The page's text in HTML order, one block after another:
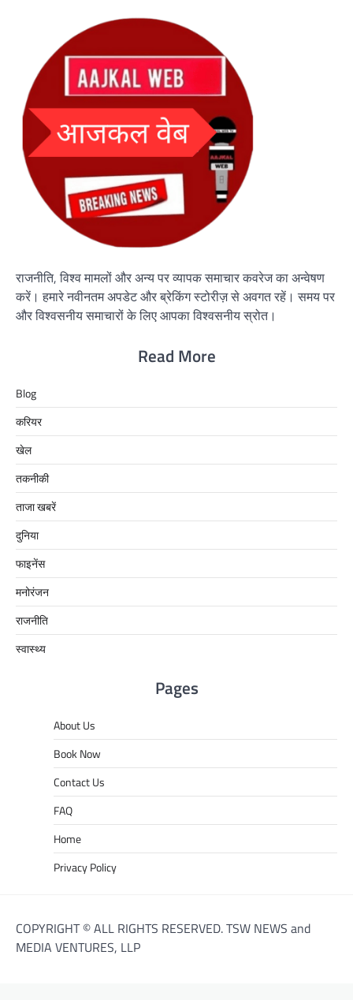
राजनीति, विश्व मामलों और अन्य पर व्यापक समाचार कवरेज का अन्वेषण
करें। हमारे नवीनतम अपडेट और ब्रेकिंग स्टोरीज़ से अवगत रहें। समय पर
और विश्वसनीय समाचारों के लिए आपका विश्वसनीय स्रोत।
Read More
Blog
करियर
खेल
तकनीकी
ताजा खबरें
दुनिया
फाइनेंस
मनोरंजन
राजनीति
स्वास्थ्य
Pages
About Us
Book Now
Contact Us
FAQ
Home
Privacy Policy
COPYRIGHT © ALL RIGHTS RESERVED. TSW NEWS and
MEDIA VENTURES, LLP